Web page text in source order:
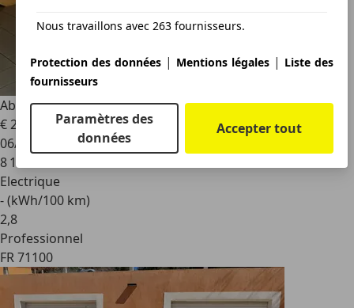
Abarth 500Scorpionissima
€ 23 000
06/2023
8 165 km
Electrique
- (kWh/100 km)
2,8
Professionnel
FR 71100
Nous travaillons avec 263 fournisseurs.
Protection des données | Mentions légales | Liste des
fournisseurs
Paramètres des
données
Accepter tout